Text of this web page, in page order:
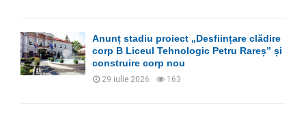
Anunț stadiu proiect „Desființare clădire
corp B Liceul Tehnologic Petru Rareș” și
construire corp nou
29 iulie 2026 163